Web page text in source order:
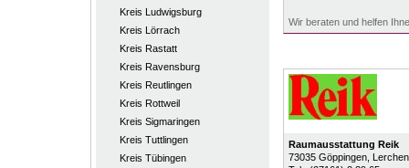
Kreis Ludwigsburg
Kreis Lörrach
Kreis Rastatt
Kreis Ravensburg
Kreis Reutlingen
Kreis Rottweil
Kreis Sigmaringen
Kreis Tuttlingen
Kreis Tübingen
Wir beraten und helfen
Raumausstattung Reik
73035 Göppingen,